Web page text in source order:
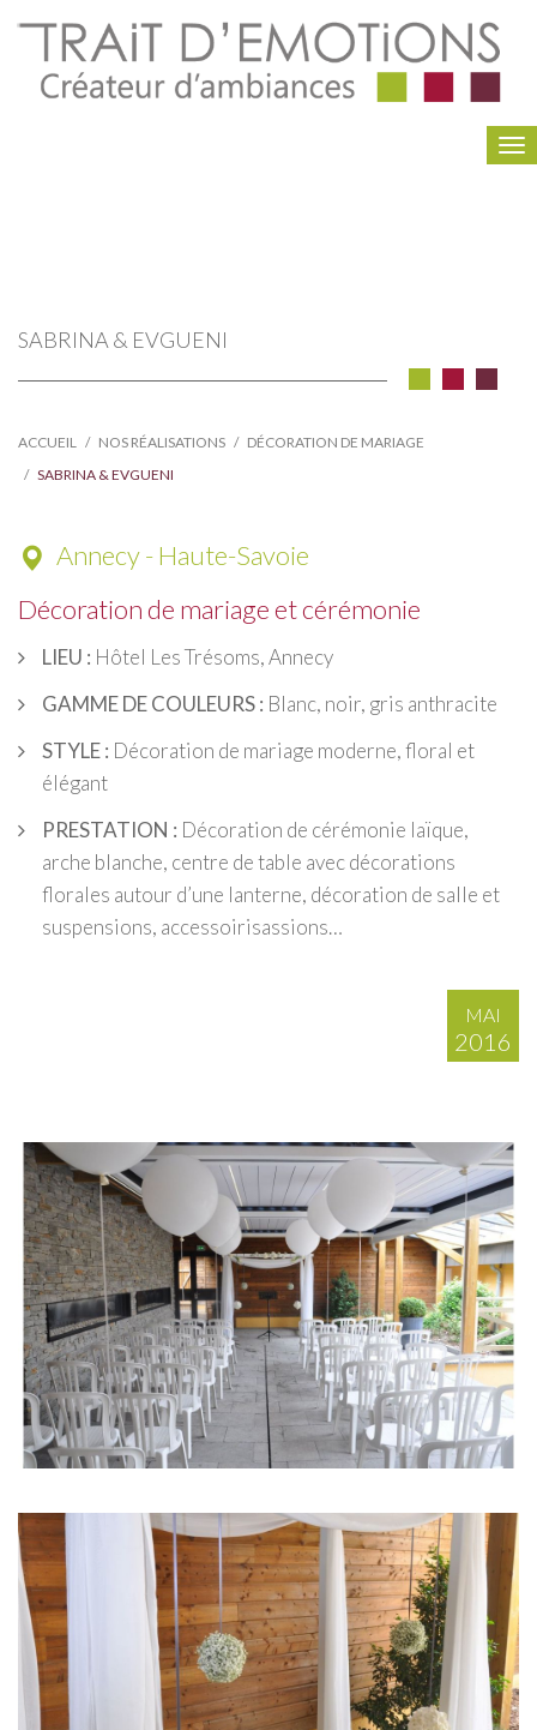
SABRINA & EVGUENI
ACCUEIL NOS RÉALISATIONS
DÉCORATION DE MARIAGE
SABRINA & EVGUENI
Annecy - Haute-Savoie
Décoration de mariage et cérémonie
LIEU : Hôtel Les Trésoms, Annecy
GAMME DE COULEURS : Blanc, noir, gris anthracite
STYLE : Décoration de mariage moderne, floral et
élégant
PRESTATION : Décoration de cérémonie laïque,
arche blanche, centre de table avec décorations
florales autour d’une lanterne, décoration de salle et
suspensions, accessoirisassions…
MAI
2016